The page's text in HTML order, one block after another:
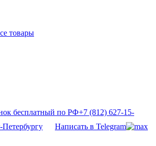
товары
бесплатный по РФ+7 (812) 627-15-
Написать в Telegram